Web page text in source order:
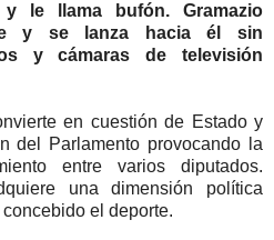
le llama bufón.Gramazio
y se lanza hacia él sin
y cámaras de televisión
en cuestión de Estado y
del Parlamento provocando la
entre varios diputados.
una dimensión política
el deporte.